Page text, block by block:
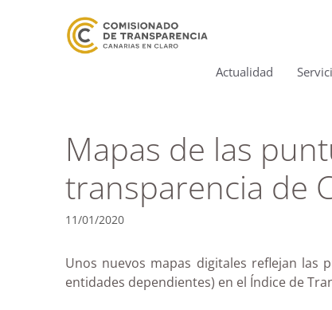
Actualidad
Mapas de las
transparencia de
11/01/2020
Unos nuevos mapas digitales reflejan las
entidades dependientes) en el Índice de